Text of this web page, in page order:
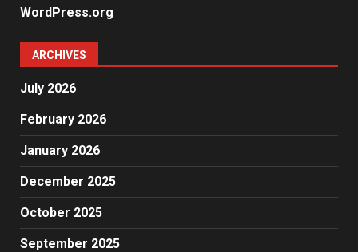
WordPress.org
ARCHIVES
July 2026
February 2026
January 2026
December 2025
October 2025
September 2025